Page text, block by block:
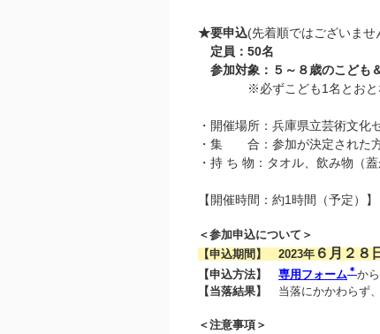
★要申込(先着順ではございませ
定員：50名
参加対象：５～８歳のこども
※必ずこども1名とおとな1
・開催場所：兵庫県立芸術文
・集 合：参加が決定された方
・持 ち 物：タオル、飲み物（
【開催時間：約1時間（予定）】
＜参加申込について＞
【申込期間】 2023年 ６月２８
【申込方法】 専用フォーム ＊ か
【当落結果】
当落にかかわらず
＜注意事項＞